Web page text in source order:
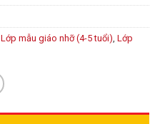
Lớp mẫu giáo nhỡ (4-5 tuổi) Lớp